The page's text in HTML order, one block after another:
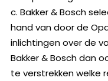
c. Bakker & Bosch
hand van door de
inlichtingen over de
Bakker & Bosch dan
te verstrekken welke